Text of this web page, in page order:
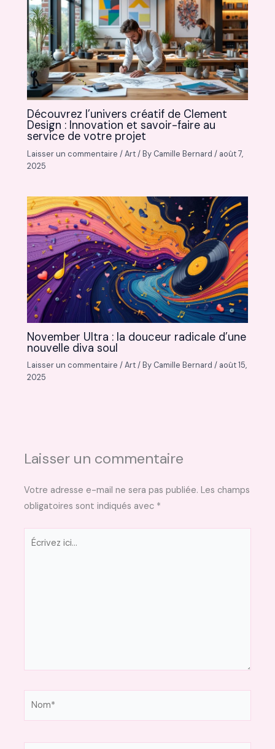
Découvrez l’univers créatif de Clement
Design : Innovation et savoir-faire au
service de votre projet
Laisser un commentaire /Art/ By Camille Bernard/ août 7,
2025
November Ultra : la douceur radicale d’une
nouvelle diva soul
Laisser un commentaire /Art/ By Camille Bernard/ août 15,
2025
Laisser un commentaire
Votre adresse e-mail ne sera pas publiée. Les champs
obligatoires sont indiqués avec *
Écrivez